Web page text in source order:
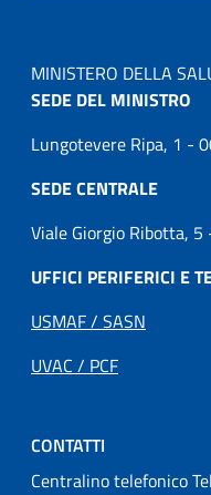
MINISTERO DELLA
SEDE DEL MINISTRO
Lungotevere Ripa, 1 -
SEDE CENTRALE
Viale Giorgio Ribotta,
UFFICI PERIFERICI E
USMAF / SASN
UVAC / PCF
CONTATTI
Centralino telefonico